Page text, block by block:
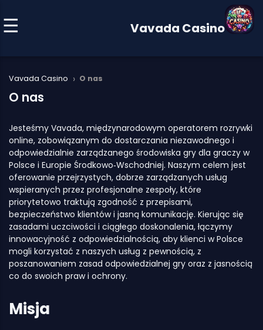
Vavada Casino
Vavada Casino › O nas
O nas
Jesteśmy Vavada, międzynarodowym operatorem rozrywki
online, zobowiązanym do dostarczania niezawodnego i
odpowiedzialnie zarządzanego środowiska gry dla graczy w
Polsce i Europie Środkowo‑Wschodniej. Naszym celem jest
oferowanie przejrzystych, dobrze zarządzanych usług
wspieranych przez profesjonalne zespoły, które
priorytetowo traktują zgodność z przepisami,
bezpieczeństwo klientów i jasną komunikację. Kierując się
zasadami uczciwości i ciągłego doskonalenia, łączymy
innowacyjność z odpowiedzialnością, aby klienci w Polsce
mogli korzystać z naszych usług z pewnością, z
poszanowaniem zasad odpowiedzialnej gry oraz z jasnością
co do swoich praw i ochrony.
Misja